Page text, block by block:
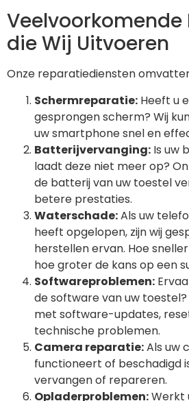
Veelvoorkomende
die Wij Uitvoeren
Onze reparatiediensten
Schermreparatie: Heeft u
gesprongen scherm? Wij
uw smartphone snel en
Batterijvervanging: Is uw
laadt deze niet meer op?
de batterij van uw toestel
betere prestaties.
Waterschade:Als uw
heeft opgelopen, zijn wij
herstellen ervan. Hoe
hoe groter de kans op een
Softwareproblemen:
de software van uw
met software-updates,
technische problemen.
Camera reparatie:Als uw
functioneert of beschadigd
vervangen of repareren.
Opladerproblemen:Werkt